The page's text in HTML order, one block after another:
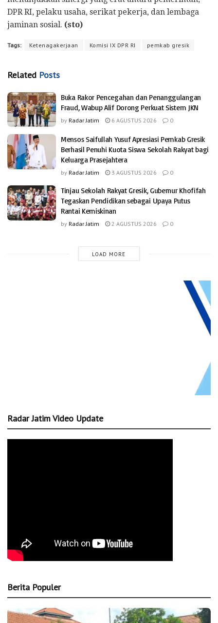
DPR RI, pelaku usaha, serikat pekerja, dan lembaga
jaminan sosial. (sto)
Tags: Ketenagakerjaan Komisi IX DPR RI pemkab gresik
Related Posts
Buka Rakor Pencegahan dan Penanggulangan
Fraud, Wabup Alif Dorong Perkuat Sistem JKN
by Radar Jatim 6 AGUSTUS 2026 0
Mensos Saifullah Yusuf Apresiasi Pemkab Gresik
Berhasil Penuhi Kuota Siswa Sekolah Rakyat bagi
Keluarga Prasejahtera
by Radar Jatim 3 AGUSTUS 2026 0
Tinjau Sekolah Rakyat Gresik, Gubernur Khofifah
Tegaskan Pendidikan sebagai Upaya Putus
Rantai Kemiskinan
by Radar Jatim 2 AGUSTUS 2026 0
LOAD MORE
Radar Jatim Video Update
Berita Populer